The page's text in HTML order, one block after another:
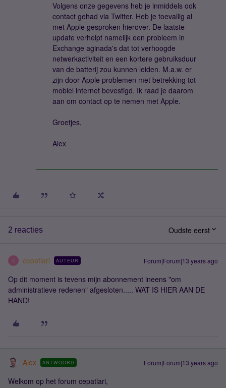
Volgens onze gegevens heb je inmiddels ook
contact gehad via Twitter. Heb je toevallig al
met Apple gesproken hierover. De laatste
update verhelpt namelijk een probleem in
Exchange aginada's dat tot verhoogde
netwerkactiviteit en een kortere gebruiksduur
van de batterij zou kunnen leiden. M.a.w. er
zijn door Apple problemen met betrekking tot
mobiel internet bevestigd. Ik raad je daarom
aan om contact op te nemen met Apple.
Groetjes,
Alex
2 reacties Oudste eerst
C cepatlari AUTEUR Forum|Forum|13 years ago
Op dit moment is tevens mijn abonnement ineens "om
administratieve redenen" afgesloten..... WAT IS HIER AAN DE
HAND!
Alex ANTWOORD Forum|Forum|13 years ago
Welkom op het forum cepatlari,